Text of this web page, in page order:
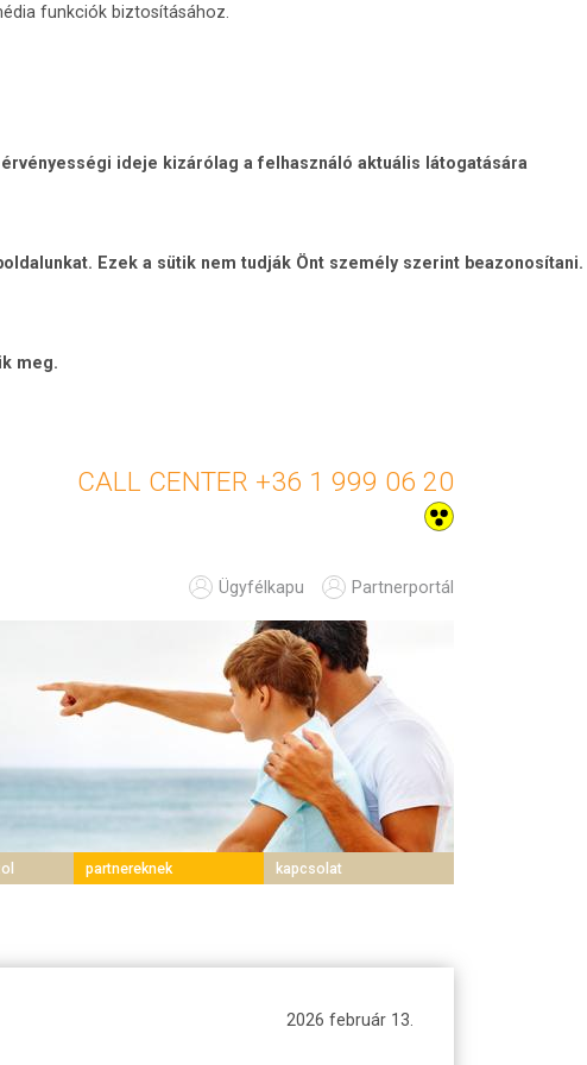
funkciók biztosításához.
ideje kizárólag a felhasználó aktuális látogatására
Ezek a sütik nem tudják Önt személy szerint beazonosítani.
meg.
+36 1 999 06 20
Partnerportál
Ügyfélkapu
partnereknek kapcsolat
2026 február 13.